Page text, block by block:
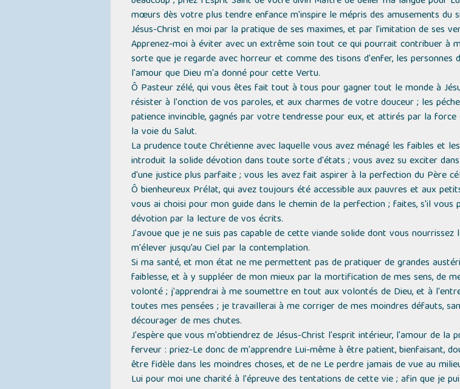
mœurs dès votre plus tendre enfance m'inspire le mépris des amusements
Jésus-Christ en moi par la pratique de ses maximes, et par l'imitation de ses
Apprenez-moi à éviter avec un extrême soin tout ce qui pourrait contribuer à
sorte que je regarde avec horreur et comme des tisons d'enfer, les
l'amour que Dieu m'a donné pour cette Vertu.
Ô Pasteur zélé, qui vous êtes fait tout à tous pour gagner tout le monde à
résister à l'onction de vos paroles, et aux charmes de votre douceur ; les
patience invincible, gagnés par votre tendresse pour eux, et attirés par la
la voie du Salut.
La prudence toute Chrétienne avec laquelle vous avez ménagé les faibles et
introduit la solide dévotion dans toute sorte d'états ; vous avez su exciter
d'une justice plus parfaite ; vous les avez fait aspirer à la perfection du Père
Ô bienheureux Prélat, qui avez toujours été accessible aux pauvres et aux
vous ai choisi pour mon guide dans le chemin de la perfection ; faites, s'il
dévotion par la lecture de vos écrits.
J'avoue que je ne suis pas capable de cette viande solide dont vous
m'élever jusqu’au Ciel par la contemplation.
Si ma santé, et mon état ne me permettent pas de pratiquer de grandes
faiblesse, et à y suppléer de mon mieux par la mortification de mes sens, de
volonté ; j'apprendrai à me soumettre en tout aux volontés de Dieu, et à
toutes mes pensées ; je travaillerai à me corriger de mes moindres défauts,
décourager de mes chutes.
J'espère que vous m'obtiendrez de Jésus-Christ l'esprit intérieur, l'amour de la
ferveur : priez-Le donc de m'apprendre Lui-même à être patient, bienfaisant,
être fidèle dans les moindres choses, et de ne Le perdre jamais de vue au
Lui pour moi une charité à l'épreuve des tentations de cette vie ; afin que je